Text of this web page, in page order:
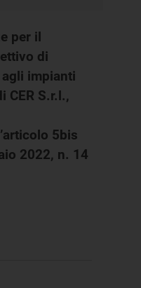
per il
di
impianti
CER S.r.l.,
5bis
2022, n. 14